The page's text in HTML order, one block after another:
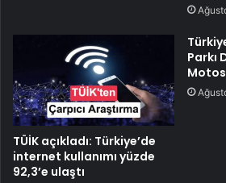
TÜİK açıkladı: Türkiye’de
internet kullanımı yüzde
92,3’e ulaştı
Parkı